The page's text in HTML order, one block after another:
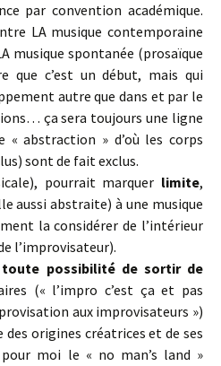
par convention académique.
LA musique contemporaine
musique spontanée (prosaïque
que c’est un début, mais qui
autre que dans et par le
ça sera toujours une ligne
« abstraction » d’où les corps
sont de fait exclus.
pourrait marquer limite,
aussi abstraite) à une musique
la considérer de l’intérieur
l’improvisateur).
possibilité de sortir de
(« l’impro c’est ça et pas
aux improvisateurs »)
des origines créatrices et de ses
moi le « no man’s land »